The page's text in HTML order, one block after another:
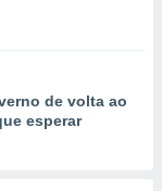
de volta ao
esperar